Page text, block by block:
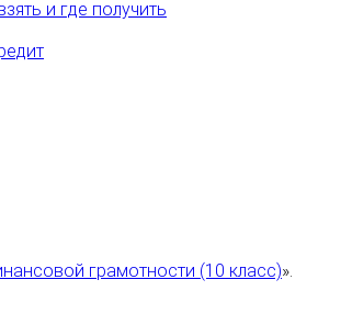
и где получить
грамотности (10 класс)».